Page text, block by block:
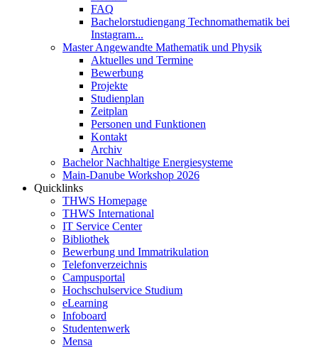
FAQ
Bachelorstudiengang Technomathematik bei
Instagram...
Master Angewandte Mathematik und Physik
Aktuelles und Termine
Bewerbung
Projekte
Studienplan
Zeitplan
Personen und Funktionen
Kontakt
Archiv
Bachelor Nachhaltige Energiesysteme
Main-Danube Workshop 2026
Quicklinks
THWS Homepage
THWS International
IT Service Center
Bibliothek
Bewerbung und Immatrikulation
Telefonverzeichnis
Campusportal
Hochschulservice Studium
eLearning
Infoboard
Studentenwerk
Mensa